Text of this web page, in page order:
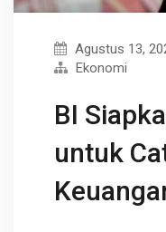
Agustus 13,
Ekonomi
BI
untuk